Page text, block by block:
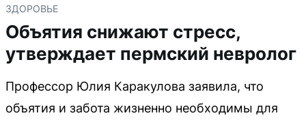
ЗДОРОВЬЕ
Объятия снижают стресс,
утверждает пермский невролог
Профессор Юлия Каракулова заявила, что
объятия и забота жизненно необходимы для